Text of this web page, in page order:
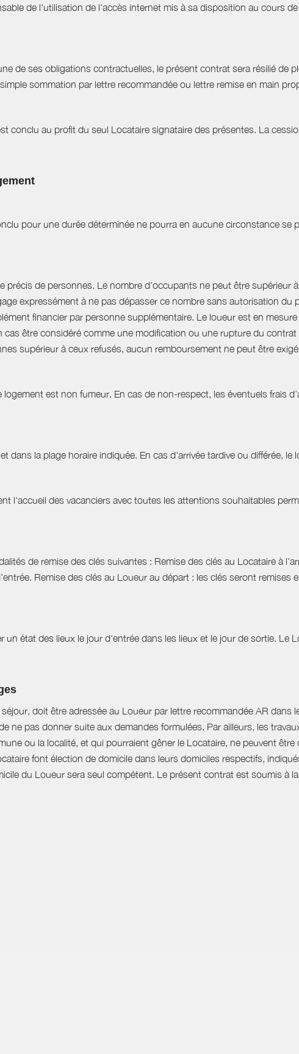
de l'utilisation de l'accès internet mis à sa disposition au cours
de ses obligations contractuelles, le présent contrat sera résilié de
sommation par lettre recommandée ou lettre remise en main
conclu au profit du seul Locataire signataire des présentes. La
pour une durée déterminée ne pourra en aucune circonstance se
de personnes. Le nombre d’occupants ne peut être supérieur
expressément à ne pas dépasser ce nombre sans autorisation du
financier par personne supplémentaire. Le loueur est en
être considéré comme une modification ou une rupture du
supérieur à ceux refusés, aucun remboursement ne peut être
logement est non fumeur. En cas de non-respect, les éventuels frais
dans la plage horaire indiquée. En cas d'arrivée tardive ou différée, le
l'accueil des vacanciers avec toutes les attentions souhaitables
de remise des clés suivantes : Remise des clés au Locataire à
Remise des clés au Loueur au départ : les clés seront remises
état des lieux le jour d'entrée dans les lieux et le jour de sortie. Le
doit être adressée au Loueur par lettre recommandée AR dans
ne pas donner suite aux demandes formulées. Par ailleurs, les
ou la localité, et qui pourraient gêner le Locataire, ne peuvent
font élection de domicile dans leurs domiciles respectifs,
du Loueur sera seul compétent. Le présent contrat est soumis à